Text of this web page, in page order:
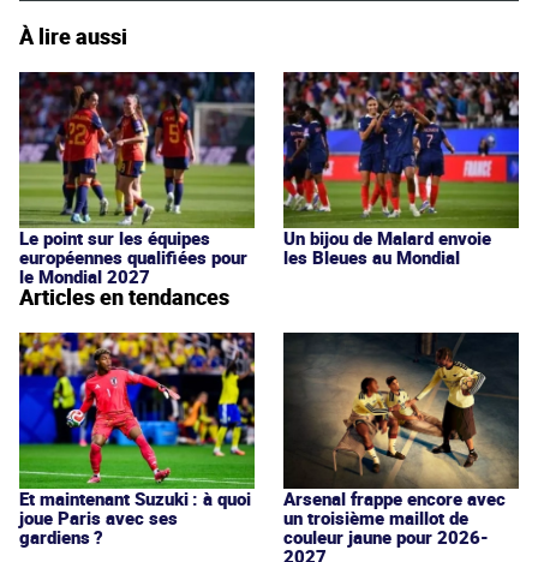
À lire aussi
Le point sur les équipes
européennes qualifiées pour
le Mondial 2027
Un bijou de Malard envoie
les Bleues au Mondial
Articles en tendances
Et maintenant Suzuki : à quoi
joue Paris avec ses
gardiens ?
Arsenal frappe encore avec
un troisième maillot de
couleur jaune pour 2026-
2027